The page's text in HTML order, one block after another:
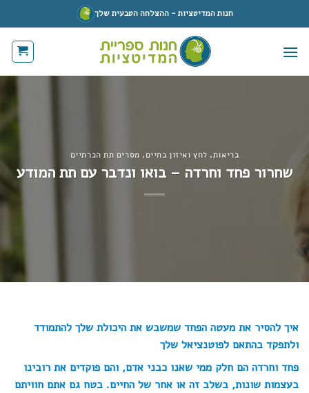
to
חנות המדיטציות - ההצלחה הטבעית שלך
בריאות, לחץ ואיזון בחיים, מסרים תת הכרתיים
שחרור פחד וחרדה – בואו ונדבר עם תת המודע
איך להסיר את מעטה הפחד שמשבש את היכולת שלך להתמודד
ולתפקד בהתאם לפוטנציאל שלך
פחד וחרדה הם חלק ממי שאנו כבני אדם, והם פוקדים את רובינו
בעצמות שונות, בשלב זה או אחר של החיים. בטח גם אתם חוויתם